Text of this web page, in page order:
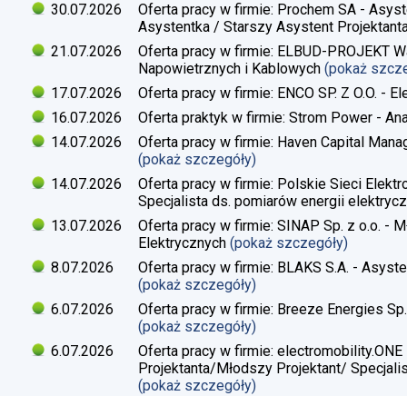
30.07.2026
Oferta pracy w firmie: Prochem SA -
Asystentka / Starszy Asystent
21.07.2026
Oferta pracy w firmie: ELBUD-PROJEKT
Napowietrznych i Kablowych (pokaż
17.07.2026
Oferta pracy w firmie: ENCO SP. Z O.O. -
16.07.2026
Oferta praktyk w firmie: Strom Power -
14.07.2026
Oferta pracy w firmie: Haven Capital
(pokaż szczegóły)
14.07.2026
Oferta pracy w firmie: Polskie Sieci
Specjalista ds. pomiarów energii
13.07.2026
Oferta pracy w firmie: SINAP Sp. z o.o. -
Elektrycznych (pokaż szczegóły)
8.07.2026
Oferta pracy w firmie: BLAKS S.A. -
(pokaż szczegóły)
6.07.2026
Oferta pracy w firmie: Breeze Energies
(pokaż szczegóły)
6.07.2026
Oferta pracy w firmie:
Projektanta/Młodszy Projektant/
(pokaż szczegóły)